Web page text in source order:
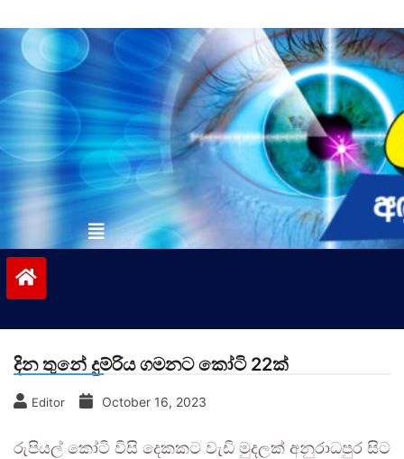
to
contentvinivida.lk
දින තුනේ දුම්රිය ගමනට කෝටි 22ක්
Editor October 16, 2023
රුපියල් කෝටි විසි දෙකකට වැඩි මුදලක් අනුරාධපුර සිට